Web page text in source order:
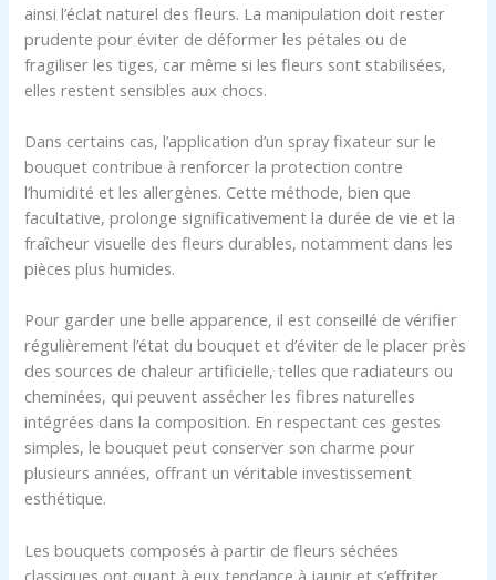
ainsi l’éclat naturel des fleurs. La manipulation doit rester
prudente pour éviter de déformer les pétales ou de
fragiliser les tiges, car même si les fleurs sont stabilisées,
elles restent sensibles aux chocs.
Dans certains cas, l’application d’un spray fixateur sur le
bouquet contribue à renforcer la protection contre
l’humidité et les allergènes. Cette méthode, bien que
facultative, prolonge significativement la durée de vie et la
fraîcheur visuelle des fleurs durables, notamment dans les
pièces plus humides.
Pour garder une belle apparence, il est conseillé de vérifier
régulièrement l’état du bouquet et d’éviter de le placer près
des sources de chaleur artificielle, telles que radiateurs ou
cheminées, qui peuvent assécher les fibres naturelles
intégrées dans la composition. En respectant ces gestes
simples, le bouquet peut conserver son charme pour
plusieurs années, offrant un véritable investissement
esthétique.
Les bouquets composés à partir de fleurs séchées
classiques ont quant à eux tendance à jaunir et s’effriter